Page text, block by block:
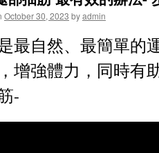
October 30, 2023 byadmin
最自然、最簡單的
增強體力，同時有
-